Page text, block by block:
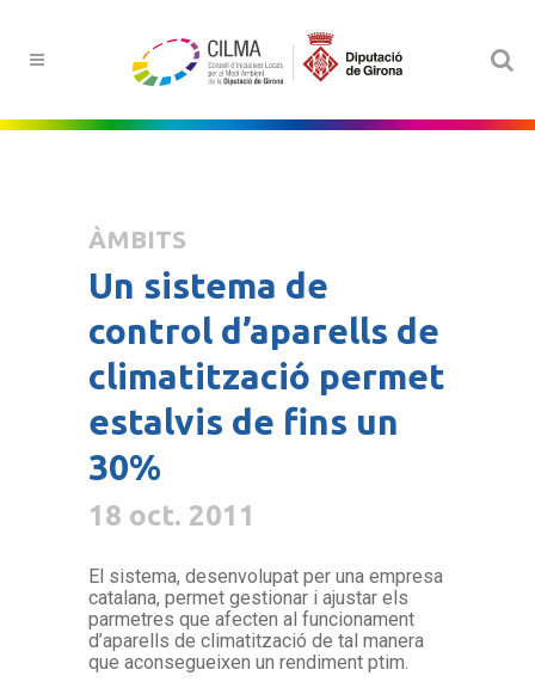
ÀMBITS
Un sistema de
control d’aparells de
climatització permet
estalvis de fins un
30%
18 oct. 2011
El sistema, desenvolupat per una empresa
catalana, permet gestionar i ajustar els
parmetres que afecten al funcionament
d’aparells de climatització de tal manera
que aconsegueixen un rendiment ptim.